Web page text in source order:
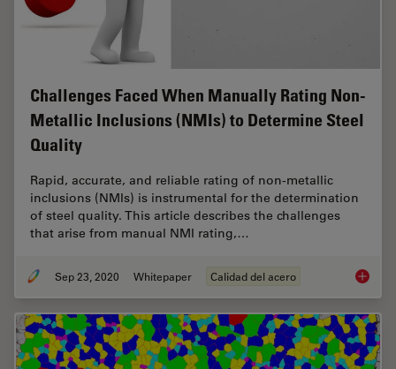
Challenges Faced When Manually Rating Non-
Metallic Inclusions (NMIs) to Determine Steel
Quality
Rapid, accurate, and reliable rating of non-metallic
inclusions (NMIs) is instrumental for the determination
of steel quality. This article describes the challenges
that arise from manual NMI rating,…
Sep 23, 2020 Whitepaper Calidad del acero